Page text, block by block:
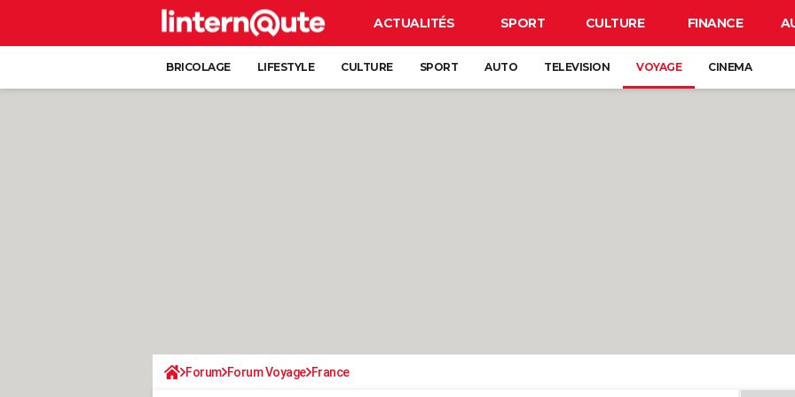
ACTUALITÉS SPORT CULTURE FINANCE
BRICOLAGE LIFESTYLE CULTURE SPORT AUTO TELEVISION VOYAGE CINEMA
Forum Forum Voyage France